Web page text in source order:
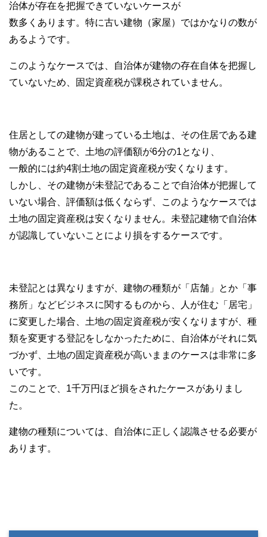
治体が存在を把握できていないケースが
数多くあります。特に古い建物（家屋）ではかなりの数が
あるようです。
このようなケースでは、自治体が建物の存在自体を把握し
ていないため、固定資産税が課税されていません。
住居としての建物が建っている土地は、その住居である建
物があることで、土地の評価額が6分の1となり、
一般的には約4割土地の固定資産税が安くなります。
しかし、その建物が未登記であることで自治体が把握して
いない場合、評価額は低くならず、このようなケースでは
土地の固定資産税は安くなりません。未登記建物で自治体
が認識していないことにより損をするケースです。
未登記とは異なりますが、建物の種類が「店舗」とか「事
務所」などビジネスに関するものから、人が住む「居宅」
に変更した場合、土地の固定資産税が安くなりますが、種
類を変更する登記をしなかったために、自治体がそれに気
づかず、土地の固定資産税が高いままのケースは非常に多
いです。
このことで、1千万円ほど損をされたケースがありまし
た。
建物の種類については、自治体に正しく認識させる必要が
あります。